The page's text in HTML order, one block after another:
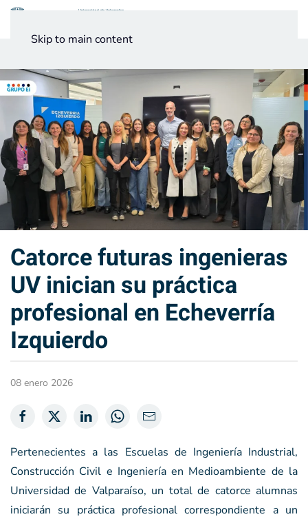
Skip to main content
Catorce futuras ingenieras
UV inician su práctica
profesional en Echeverría
Izquierdo
08 enero 2026
Pertenecientes a las Escuelas de Ingeniería Industrial,
Construcción Civil e Ingeniería en Medioambiente de la
Universidad de Valparaíso, un total de catorce alumnas
iniciarán su práctica profesional correspondiente a un